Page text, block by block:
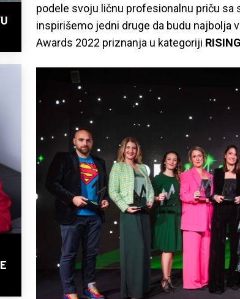
podele svoju ličnu profesionalnu priču sa
inspirišemo jedni druge da budu najbolja
Awards 2022 priznanja u kategoriji